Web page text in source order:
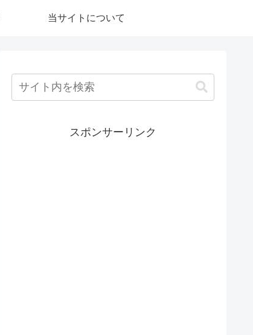
当サイトについて
スポンサーリンク